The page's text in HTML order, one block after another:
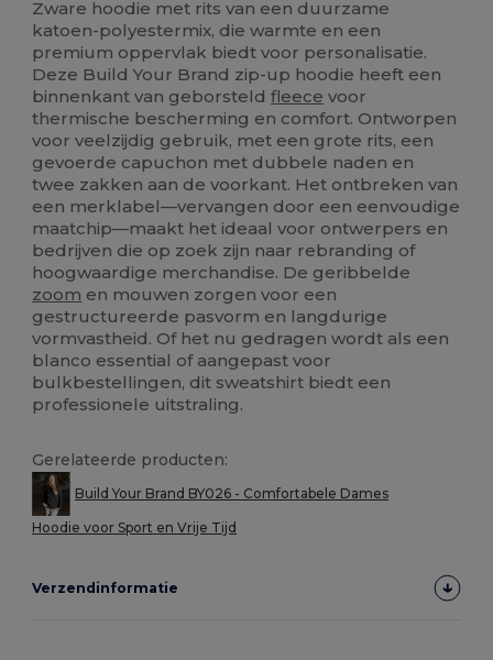
Zware hoodie met rits van een duurzame
katoen-polyestermix, die warmte en een
premium oppervlak biedt voor personalisatie.
Deze Build Your Brand zip-up hoodie heeft een
binnenkant van geborsteldfleece voor
thermische bescherming en comfort. Ontworpen
voor veelzijdig gebruik, met een grote rits, een
gevoerde capuchon met dubbele naden en
twee zakken aan de voorkant. Het ontbreken van
een merklabel—vervangen door een eenvoudige
maatchip—maakt het ideaal voor ontwerpers en
bedrijven die op zoek zijn naar rebranding of
hoogwaardige merchandise. De geribbelde
zoom en mouwen zorgen voor een
gestructureerde pasvorm en langdurige
vormvastheid. Of het nu gedragen wordt als een
blanco essential of aangepast voor
bulkbestellingen, dit sweatshirt biedt een
professionele uitstraling.
Gerelateerde producten:
Build Your Brand BY026 - Comfortabele Dames
Hoodie voor Sport en Vrije Tijd
Verzendinformatie